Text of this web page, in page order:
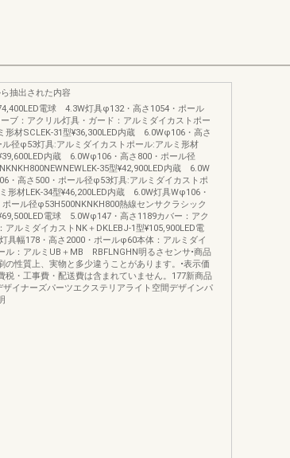
抽出された内容
電球 4.3W灯具φ132・高さ1054・ポール
ブ：アクリル灯具・ガード：アルミダイカストポー
形材SCLEK-31型¥36,300LED内蔵 6.0Wφ106・高さ
ル径φ53灯具:アルミダイカストポール:アルミ形材
内蔵 6.0Wφ106・高さ800・ポール径
35型¥42,900LED内蔵 6.0W
・高さ500・ポール径φ53灯具:アルミダイカストポ
形材LEK-34型¥46,200LED内蔵 6.0W灯具Wφ106・
ポール径φ53H500NKNKH800熱線センサクラシック
電球 5.0Wφ147・高さ1189カバー：アク
アルミダイカストNK＋DKLEBJ-1型¥105,900LED電
具幅178・高さ2000・ポールφ60本体：アルミダイ
ル：アルミUB＋MB RBFLNGHN明るさセンサ•商品
の性質上、実物と多少違うことがあります。•表示価
税・工事費・配送費は含まれていません。177新商品
ザイナーズパーツエクステリアライト空間デザインパ